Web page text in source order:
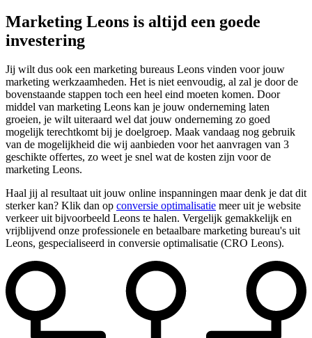
Marketing Leons is altijd een goede
investering
Jij wilt dus ook een marketing bureaus Leons vinden voor jouw
marketing werkzaamheden. Het is niet eenvoudig, al zal je door de
bovenstaande stappen toch een heel eind moeten komen. Door
middel van marketing Leons kan je jouw onderneming laten
groeien, je wilt uiteraard wel dat jouw onderneming zo goed
mogelijk terechtkomt bij je doelgroep. Maak vandaag nog gebruik
van de mogelijkheid die wij aanbieden voor het aanvragen van 3
geschikte offertes, zo weet je snel wat de kosten zijn voor de
marketing Leons.
Haal jij al resultaat uit jouw online inspanningen maar denk je dat dit
sterker kan? Klik dan op conversie optimalisatie meer uit je website
verkeer uit bijvoorbeeld Leons te halen. Vergelijk gemakkelijk en
vrijblijvend onze professionele en betaalbare marketing bureau's uit
Leons, gespecialiseerd in conversie optimalisatie (CRO Leons).